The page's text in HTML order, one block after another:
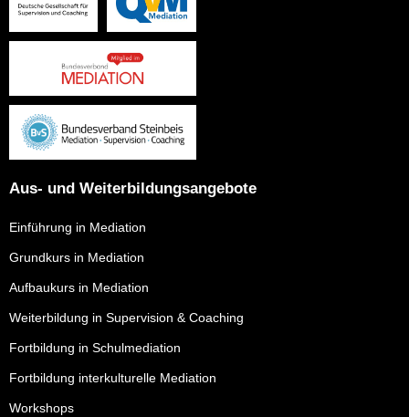
Aus- und Weiterbildungsangebote
Einführung in Mediation
Grundkurs in Mediation
Aufbaukurs in Mediation
Weiterbildung in Supervision & Coaching
Fortbildung in Schulmediation
Fortbildung interkulturelle Mediation
Workshops